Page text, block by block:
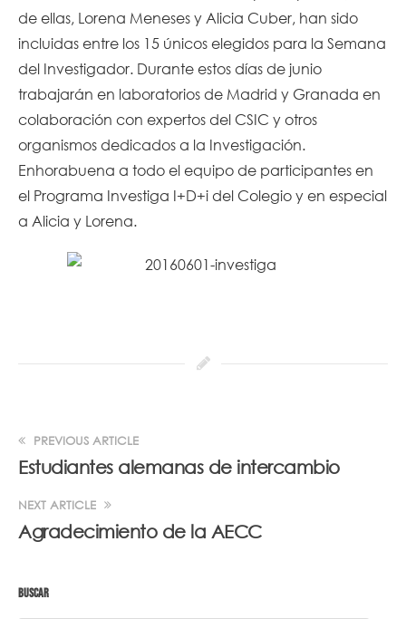
de ellas, Lorena Meneses y Alicia Cuber, han sido
incluidas entre los 15 únicos elegidos para la Semana
del Investigador. Durante estos días de junio
trabajarán en laboratorios de Madrid y Granada en
colaboración con expertos del CSIC y otros
organismos dedicados a la Investigación.
Enhorabuena a todo el equipo de participantes en
el Programa Investiga I+D+i del Colegio y en especial
a Alicia y Lorena.
PREVIOUS ARTICLE
Estudiantes alemanas de intercambio
NEXT ARTICLE
Agradecimiento de la AECC
BUSCAR